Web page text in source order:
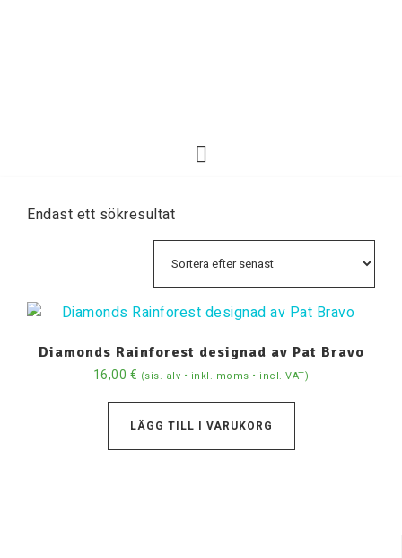
Endast ett sökresultat
Diamonds Rainforest designad av Pat Bravo
16,00 € (sis. alv • inkl. moms • incl. VAT)
LÄGG TILL I VARUKORG